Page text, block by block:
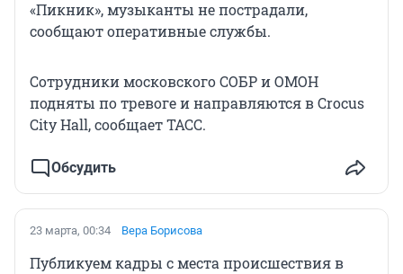
«Пикник», музыканты не пострадали,
сообщают оперативные службы.
Сотрудники московского СОБР и ОМОН
подняты по тревоге и направляются в Crocus
City Hall, сообщает ТАСС.
Обсудить
23 марта, 00:34 Вера Борисова
Публикуем кадры с места происшествия в